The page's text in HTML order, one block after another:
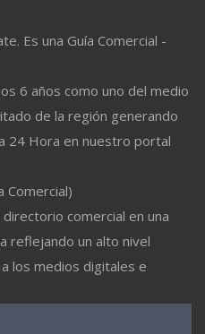
Es una Guía Comercial -
6 años como uno del medio
de la región generando
24 Hora en nuestro portal
Comercial)
comercial en una
reflejando un alto nivel
los medios digitales e